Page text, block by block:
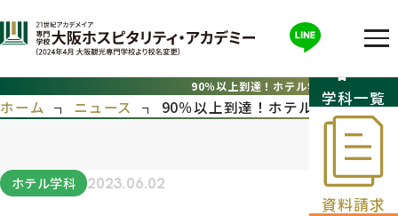
学科一覧
資料請求
90％以上到達！ホテル学科 内定者速報
ホーム ニュース 90％以上到達！ホテル学科 内定者
ホテル学科 2023.06.02